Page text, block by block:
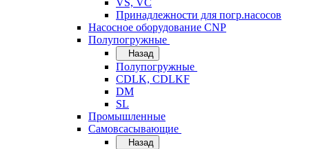
VS, VC
Принадлежности для погр.насосов
Насосное оборудование CNP
Полупогружные
Назад
Полупогружные
CDLK, CDLKF
DM
SL
Промышленные
Самовсасывающие
Назад